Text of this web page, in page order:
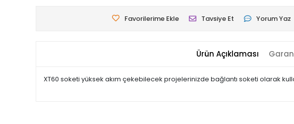
Favorilerime Ekle Tavsiye Et Yorum Yaz
Ürün Açıklaması
XT60 soketi yüksek akım çekebilecek projelerinizde bağlantı soketi olarak